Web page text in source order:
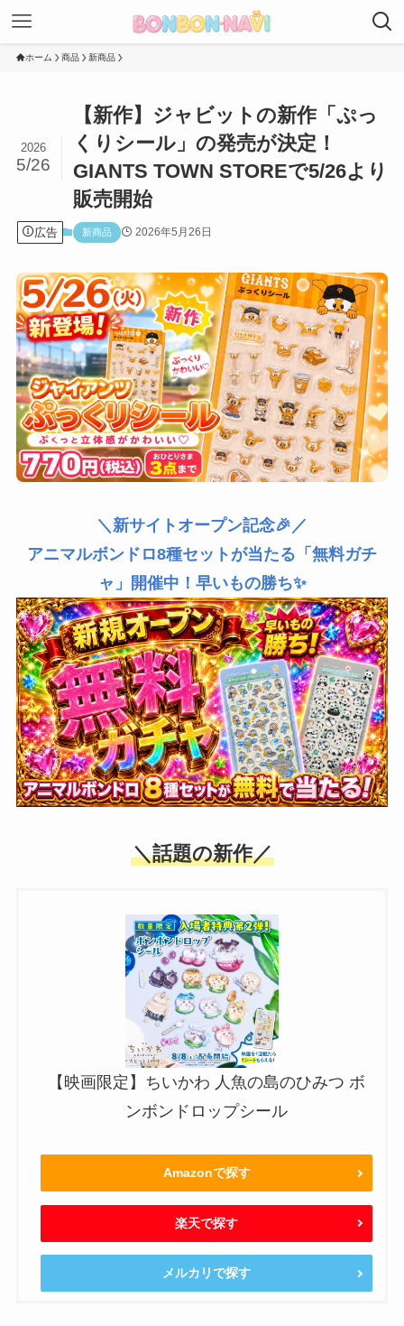
ホーム 商品 新商品
【新作】ジャビットの新作「ぷっ
くりシール」の発売が決定！
GIANTS TOWN STOREで5/26より
販売開始
2026
5/26
広告 新商品 2026年5月26日
＼新サイトオープン記念🎉／
アニマルボンドロ8種セットが当たる「無料ガチ
ャ」開催中！早いもの勝ち✨
＼話題の新作／
【映画限定】ちいかわ 人魚の島のひみつ ボ
ンボンドロップシール
Amazonで探す
楽天で探す
メルカリで探す